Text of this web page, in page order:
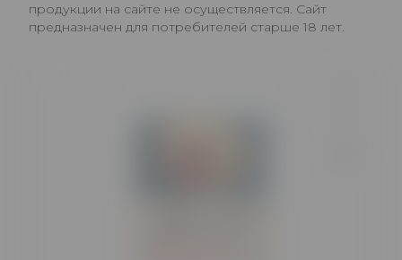
продукции на сайте не осуществляется. Сайт
предназначен для потребителей старше 18 лет.